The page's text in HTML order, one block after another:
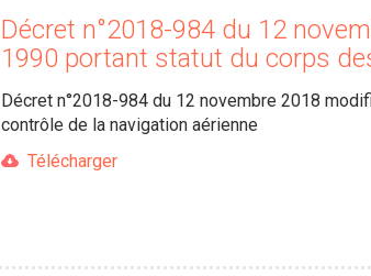
Décret n°2018-984 du 12
1990 portant statut du corps
Décret n°2018-984 du 12 novembre 2018
contrôle de la navigation aérienne
Télécharger